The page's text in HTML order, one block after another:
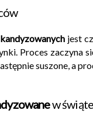
jest
Proces zaczyna
suszone, a
w